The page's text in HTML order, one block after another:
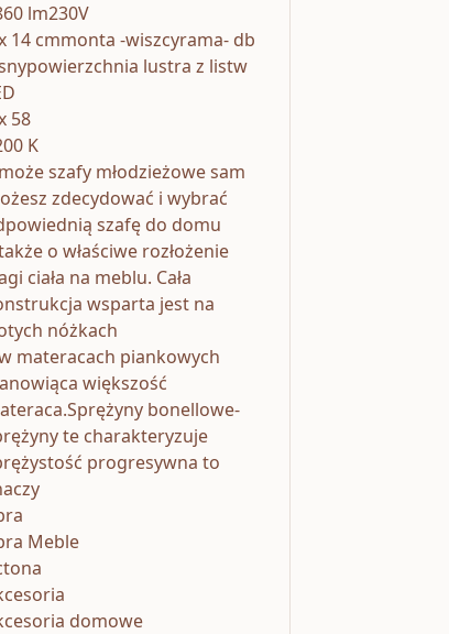
lm230V
14 cmmonta -wiszcyrama- db
lustra z listw
58
K
szafy młodzieżowe sam
zdecydować i wybrać
szafę do domu
o właściwe rozłożenie
ciała na meblu. Cała
wsparta jest na
nóżkach
materacach piankowych
większość
bonellowe-
te charakteryzuje
progresywna to
Meble
domowe